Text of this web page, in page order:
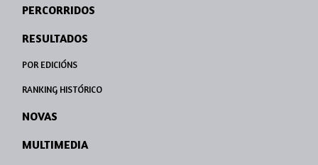
PERCORRIDOS
RESULTADOS
POR EDICIÓNS
RANKING HISTÓRICO
NOVAS
MULTIMEDIA